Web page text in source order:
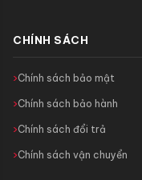
CHÍNH SÁCH
Chính sách bảo mật
Chính sách bảo hành
Chính sách đổi trả
Chính sách vận chuyển